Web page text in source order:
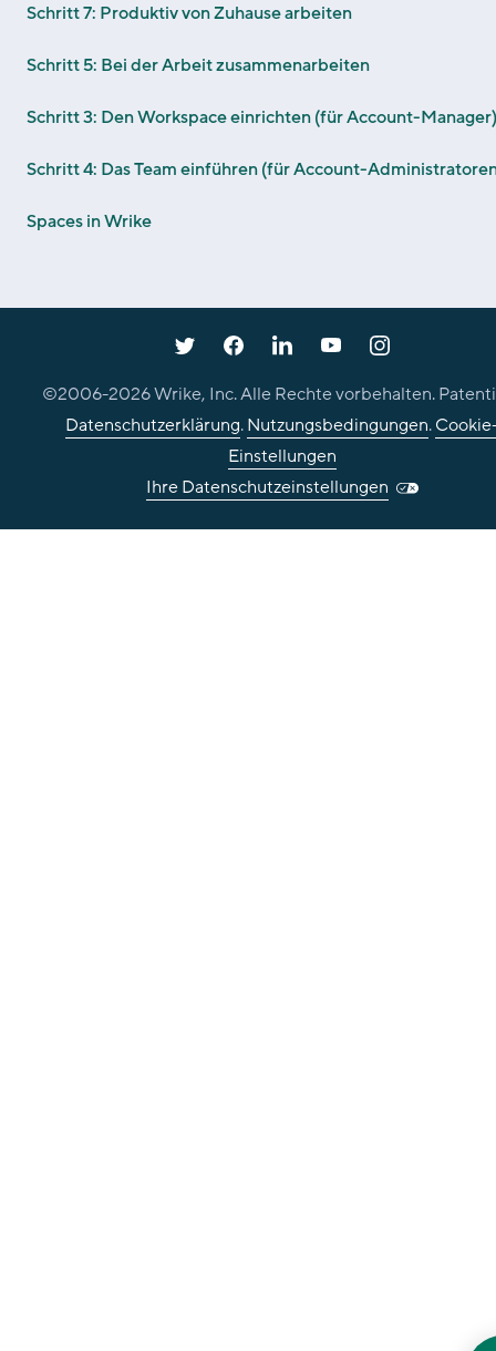
Schritt 7: Produktiv von Zuhause arbeiten
Schritt 5: Bei der Arbeit zusammenarbeiten
Schritt 3: Den Workspace einrichten (für Account-Manager)
Schritt 4: Das Team einführen (für Account-
Spaces in Wrike
©2006-2026Wrike, Inc. Alle Rechte vorbehalten.
Datenschutzerklärung.Nutzungsbedingungen.
Einstellungen
Ihre Datenschutzeinstellungen